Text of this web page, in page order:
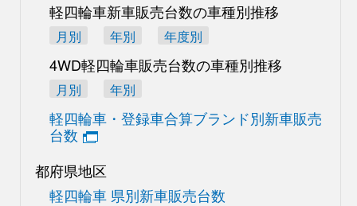
軽四輪車新車販売台数の車種別推移
月別 年別 年度別
4WD軽四輪車販売台数の車種別推移
月別 年別
軽四輪車・登録車合算ブランド別新車販売
台数
都府県地区
軽四輪車 県別新車販売台数